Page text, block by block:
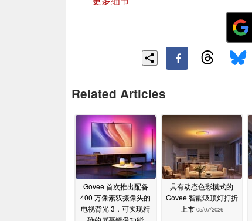
Related Articles
Govee 首次推出配备
400 万像素双摄像头的
电视背光 3，可实现精
具有动态色彩模式的
Govee 智能吸顶灯打折
上市 05/07/2026